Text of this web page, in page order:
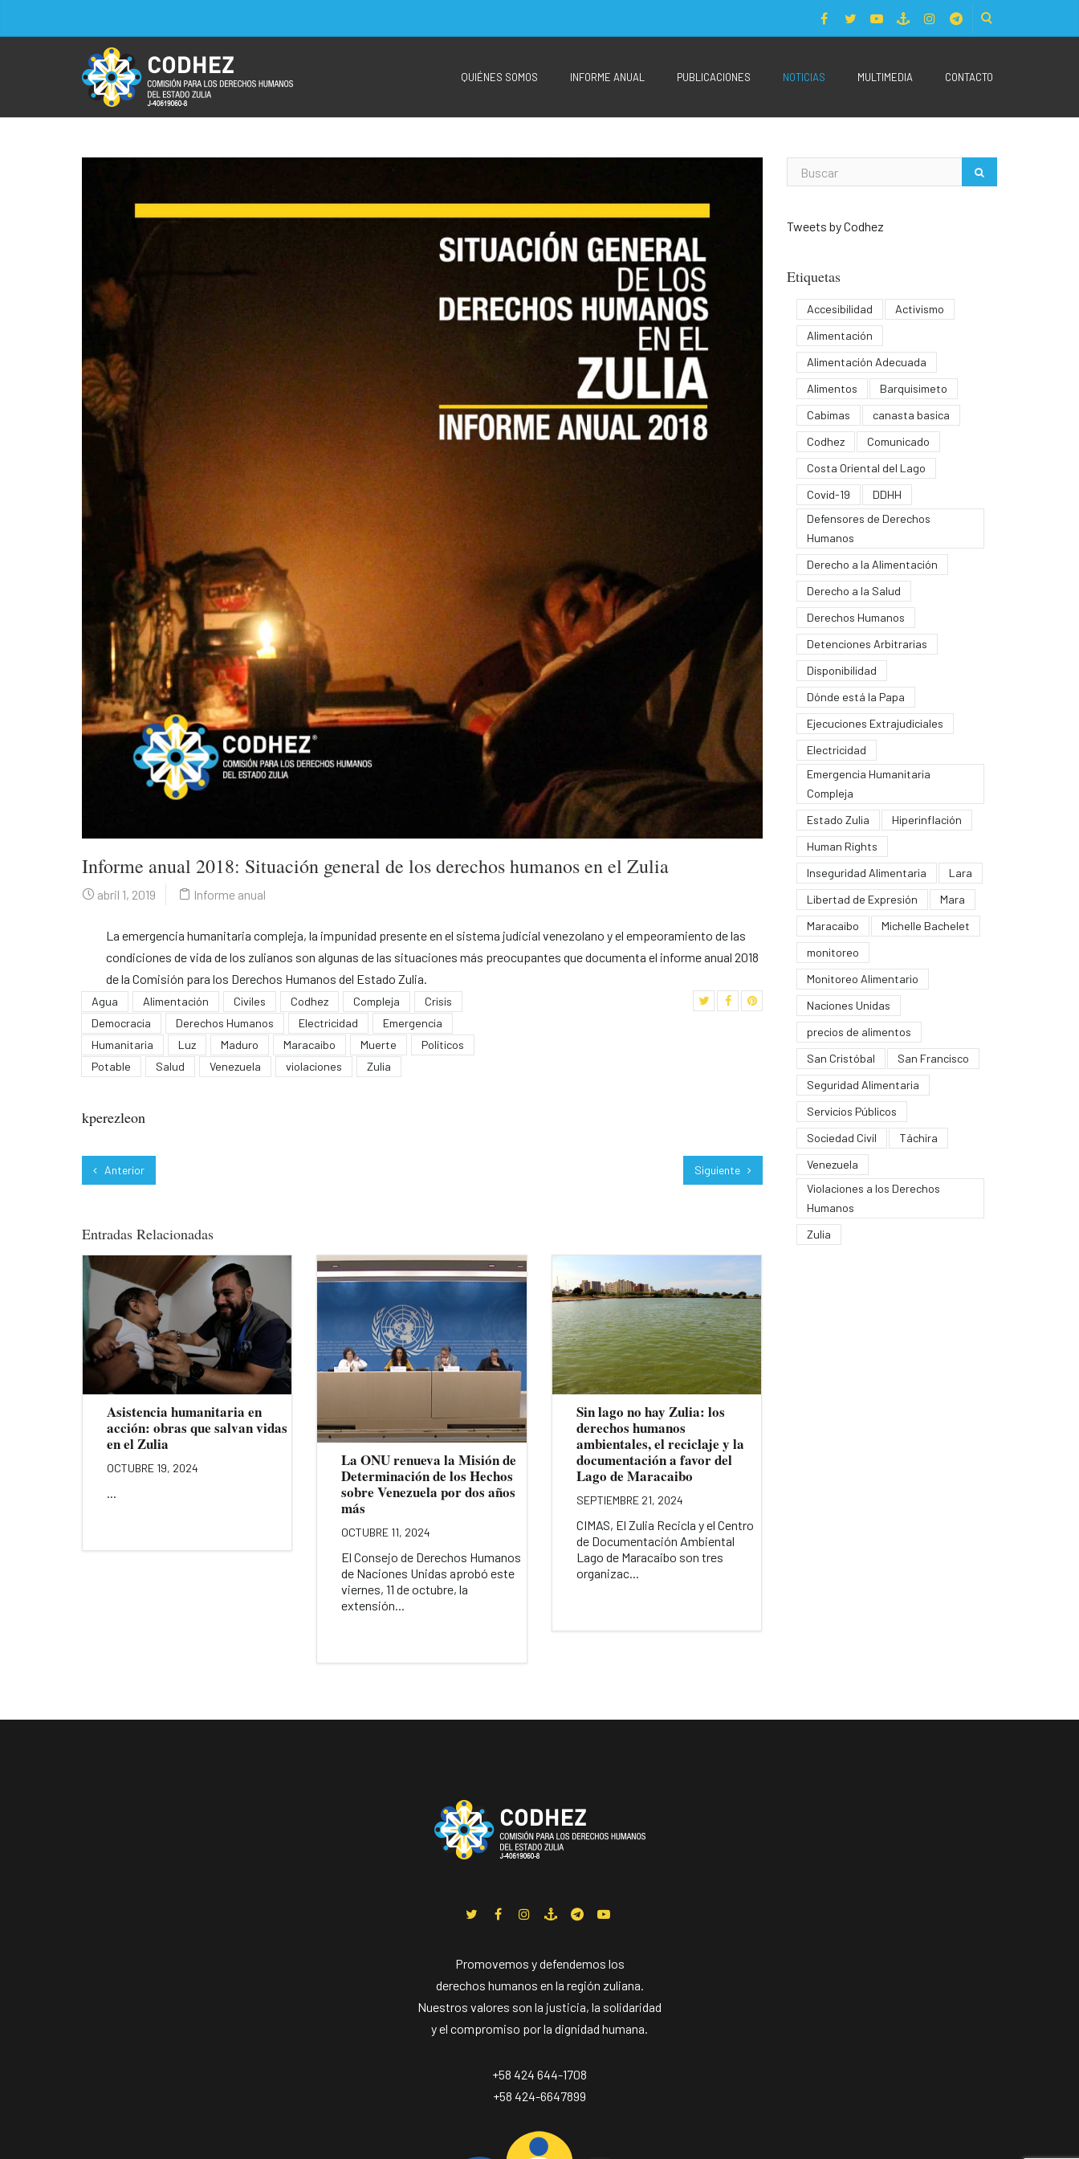
QUIÉNES SOMOS INFORME ANUAL PUBLICACIONES NOTICIAS MULTIMEDIA CONTACTO
Informe anual 2018: Situación general de los derechos humanos en el Zulia
abril 1, 2019 Informe anual
La emergencia humanitaria compleja, la impunidad presente en el sistema judicial venezolano y el empeoramiento de las
condiciones de vida de los zulianos son algunas de las situaciones más preocupantes que documenta el informe anual 2018
de la Comisión para los Derechos Humanos del Estado Zulia.
Agua Alimentación Civiles Codhez Compleja
Crisis
Democracia
Derechos Humanos Electricidad
Emergencia
Humanitaria
Luz Maduro Maracaibo Muerte
Políticos
Potable
Salud Venezuela violaciones Zulia
kperezleon
Anterior Siguiente
Entradas Relacionadas
Asistencia humanitaria en
acción: obras que salvan vidas
en el Zulia
OCTUBRE 19, 2024
La ONU renueva la Misión de
Determinación de los Hechos
sobre Venezuela por dos años
más
OCTUBRE 11, 2024
El Consejo de Derechos Humanos
de Naciones Unidas aprobó este
viernes, 11 de octubre, la
extensión...
Sin lago no hay Zulia: los
derechos humanos
ambientales, el reciclaje y la
documentación a favor del
Lago de Maracaibo
SEPTIEMBRE 21, 2024
CIMAS, El Zulia Recicla y el Centro
de Documentación Ambiental
Lago de Maracaibo son tres
organizac...
Tweets by Codhez
Etiquetas
Accesibilidad
Activismo
Alimentación
Alimentación Adecuada
Alimentos
Barquisimeto
Cabimas
canasta basica
Codhez
Comunicado
Costa Oriental del Lago
Covid-19
DDHH
Defensores de Derechos
Humanos
Derecho a la Alimentación
Derecho a la Salud
Derechos Humanos
Detenciones Arbitrarias
Disponibilidad
Dónde está la Papa
Ejecuciones Extrajudiciales
Electricidad
Emergencia Humanitaria
Compleja
Estado Zulia
Hiperinflación
Human Rights
Inseguridad Alimentaria
Lara
Libertad de Expresión
Mara
Maracaibo
Michelle Bachelet
monitoreo
Monitoreo Alimentario
Naciones Unidas
precios de alimentos
San Cristóbal
San Francisco
Seguridad Alimentaria
Servicios Públicos
Sociedad Civil
Táchira
Venezuela
Violaciones a los Derechos
Humanos
Zulia
Promovemos y defendemos los
derechos humanos en la región zuliana.
Nuestros valores son la justicia, la solidaridad
y el compromiso por la dignidad humana.
+58 424 644-1708
+58 424-6647899